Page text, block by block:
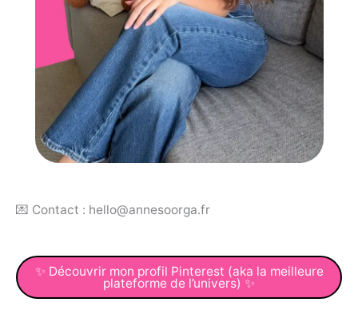
💌 Contact : hello@annesoorga.fr
✨ Découvrir mon profil Pinterest (aka la meilleure
plateforme de l’univers) ✨